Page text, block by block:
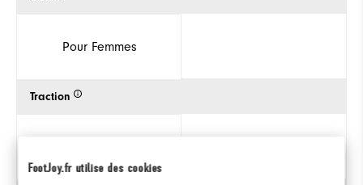
FootJoy.fr utilise des cookies
Pour Femmes
Traction